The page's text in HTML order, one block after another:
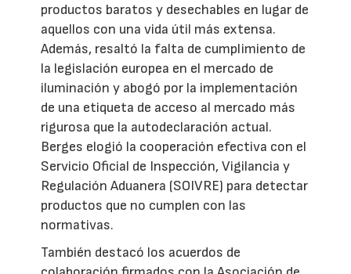
productos baratos y desechables en lugar de
aquellos con una vida útil más extensa.
Además, resaltó la falta de cumplimiento de
la legislación europea en el mercado de
iluminación y abogó por la implementación
de una etiqueta de acceso al mercado más
rigurosa que la autodeclaración actual.
Berges elogió la cooperación efectiva con el
Servicio Oficial de Inspección, Vigilancia y
Regulación Aduanera (SOIVRE) para detectar
productos que no cumplen con las
normativas.
También destacó los acuerdos de